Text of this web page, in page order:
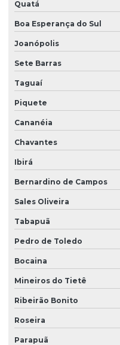
Quatá
Boa Esperança do Sul
Joanópolis
Sete Barras
Taguaí
Piquete
Cananéia
Chavantes
Ibirá
Bernardino de Campos
Sales Oliveira
Tabapuã
Pedro de Toledo
Bocaina
Mineiros do Tietê
Ribeirão Bonito
Roseira
Parapuã